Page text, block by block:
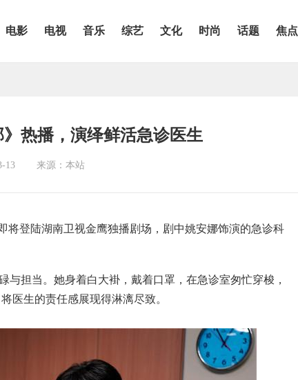
电影 电视 音乐 综艺 文化 时尚 话题 焦点
热播，演绎鲜活急诊医生
13 来源：本站
登陆湖南卫视金鹰独播剧场，剧中姚安娜饰演的急诊科
担当。她身着白大褂，戴着口罩，在急诊室匆忙穿梭，
医生的责任感展现得淋漓尽致。